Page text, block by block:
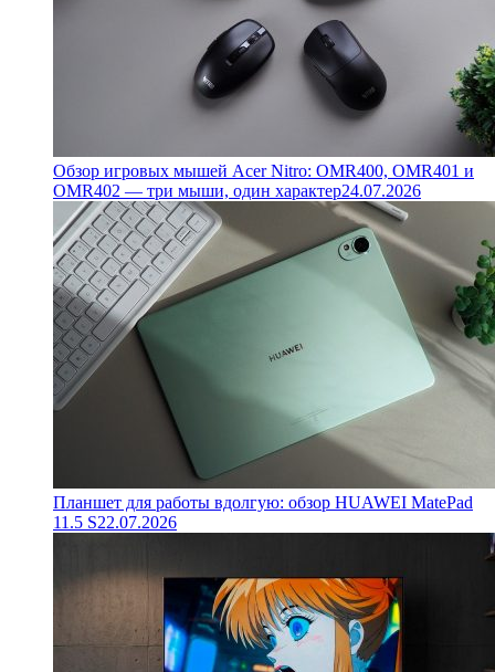
Обзор игровых мышей Acer Nitro: OMR400, OMR401 и
OMR402 — три мыши, один характер24.07.2026
Планшет для работы вдолгую: обзор HUAWEI MatePad
11.5 S22.07.2026